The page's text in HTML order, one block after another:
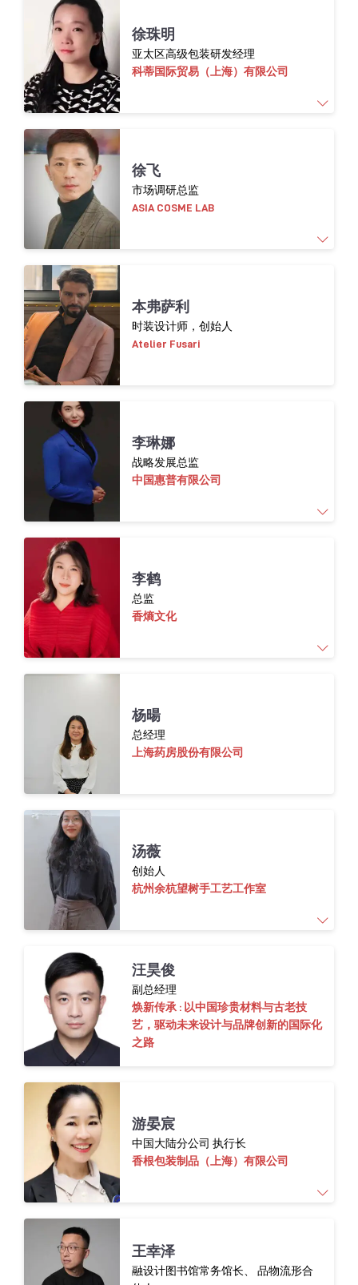
面，帮助供应商持续改进。
作为裕同环保研究院高级材料研发工程师，张
志豪专注于环保新材料和相应产品的开发，特
别在合成生物学、酶工程以及产品生命周期评
价方面有深入研究。
徐珠明
亚太区高级包装研发经理
科蒂国际贸易（上海）有限公司
徐珠明，科蒂亚太区高级包装研发经理。曾任
职迪奥、露华浓、联合利华，拥有20多年美妆
行业包装研发经验。
徐飞
市场调研总监
ASIA COSME LAB
亚洲化妆品趋势专家
深耕中国化妆品市场趋势研究逾17年
自2009年起担任Asia Cosme Lab 亚洲市场调研
总监，徐飞先生长期关注亚洲化妆品市场的演
注于中国美妆趋势，助力品牌精准布局，抢占
市场先机。
毕业于广东外语外贸大学及法国著名商学院
ESCP-EUROPE，徐飞先生精通中、法、英三国
语言，在化妆品产品创新、市场趋势走向、消
作为行业专家，徐飞受邀担任众多国际顶级美
妆峰会的主讲嘉宾，包括Cosmoprof Asia（亚洲
美容展），In-Cosmetics（国际化妆品原料
展），China Beauty Expo（中国美容博览会），
国际化妆品创新大会（International Cosmetics
Innovation Conference）,巴黎香氛创新峰会
凭借深刻的行业洞察和前瞻性视角，他帮助品
牌深入理解中国市场趋势，制定高效的市场策
略。
徐飞的研究领域涵盖化妆品各品类的创新、消
费趋势及市场动态，致力于为品牌提供精准的
市场洞察与创新战略，推动行业发展，引领美
妆行业迈向新高度。
本弗萨利
时装设计师，创始人
Atelier Fusari
李琳娜
战略发展总监
中国惠普有限公司
李琳娜 ， Indigo
的数字印刷包装行业经验，参与
LabelAwards” 亚洲评审工作
共同推出
皮书;HP GARAGE
李鹤
总监
香熵文化
李鹤女士是法国第五感调香学院中国校区校长
与法国自然医学与人类医学学院中国校区校
长。她研习与实践调香艺术及芳香疗法十余
年，师出英法等多位国际顶尖大师，是国内少
有的将调香与芳疗完美结合的业内专家，以大
香气从嗅觉审美的层面升华到以香气疗愈人的
情绪和心理，并系统化此学科的国内第一人。
杨暘
总经理
上海药房股份有限公司
汤薇
创始人
杭州余杭望树手工艺工作室
聚焦在纸艺创作领域，通过对纸材料、纸器、
纸灯、纸装置、纸在室内设计的应用等领域的
研究，持续探索关于纸的一切设计应用的可能
性。
汪昊俊
副总经理
焕新传承 : 以中国珍贵材料与古老技
艺，驱动未来设计与品牌创新的国际化
之路
游晏宸
中国大陆分公司 执行长
香根包装制品（上海）有限公司
20余年化妆品行业经验，兼具国际化视野与全
链路实战。擅长国际资源整合与本土落地，具
王幸泽
融设计图书馆常务馆长、 品物流形合